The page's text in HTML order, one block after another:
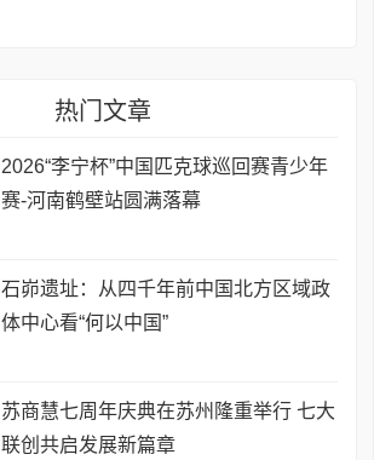
热门文章
2026“李宁杯”中国匹克球巡回赛青少年
赛-河南鹤壁站圆满落幕
石峁遗址：从四千年前中国北方区域政
体中心看“何以中国”
苏商慧七周年庆典在苏州隆重举行 七大
联创共启发展新篇章